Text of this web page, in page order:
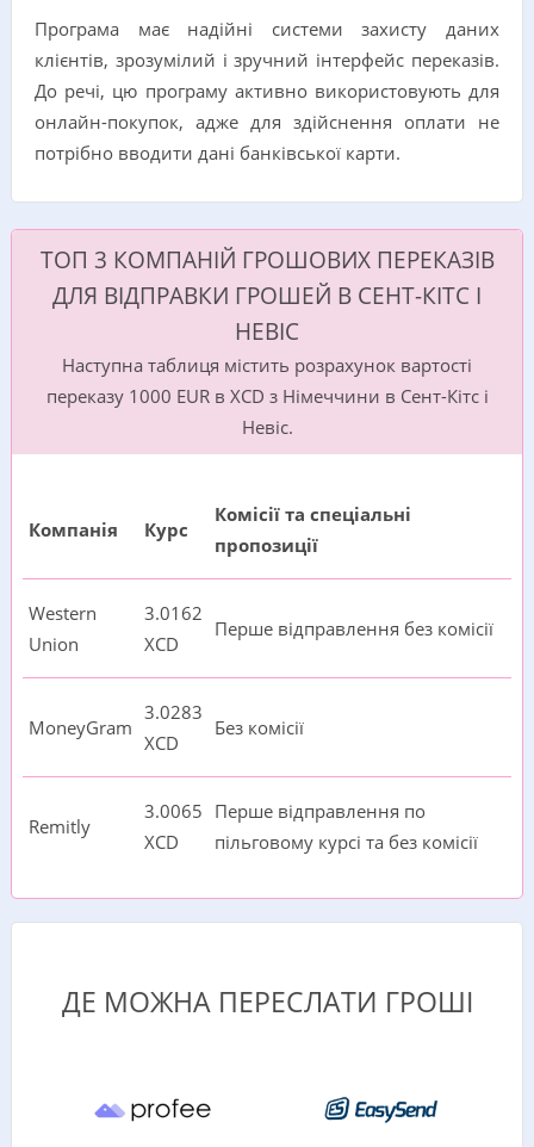
Програма має надійні системи захисту даних
клієнтів, зрозумілий і зручний інтерфейс переказів.
До речі, цю програму активно використовують для
онлайн-покупок, адже для здійснення оплати не
потрібно вводити дані банківської карти.
ТОП 3 КОМПАНІЙ ГРОШОВИХ ПЕРЕКАЗІВ
ДЛЯ ВІДПРАВКИ ГРОШЕЙ В СЕНТ-КІТС І
НЕВІС
Наступна таблиця містить розрахунок вартості
переказу 1000 EUR в XCD з Німеччини в Сент-Кітс і
Невіс.
Компанія Курс
Комісії та спеціальні
пропозиції
Western
Union
3.0162
XCD
Перше відправлення без комісії
MoneyGram
3.0283
XCD
Без комісії
Remitly
3.0065
XCD
Перше відправлення по
пільговому курсі та без комісії
ДЕ МОЖНА ПЕРЕСЛАТИ ГРОШІ